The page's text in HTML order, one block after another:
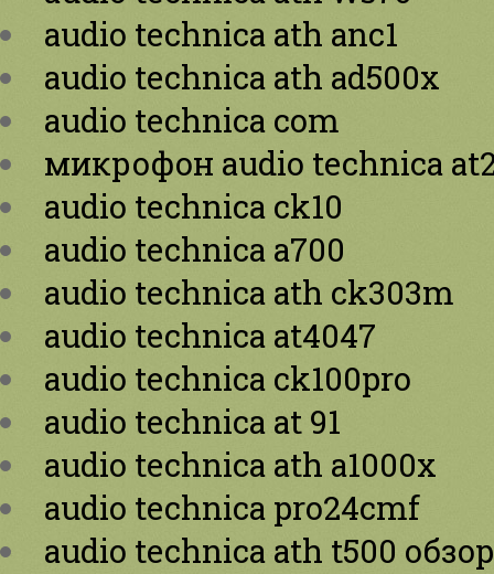
audio technica ath anc1
audio technica ath ad500x
audio technica com
микрофон audio technica
audio technica ck10
audio technica a700
audio technica ath ck303m
audio technica at4047
audio technica ck100pro
audio technica at 91
audio technica ath a1000x
audio technica pro24cmf
audio technica ath t500